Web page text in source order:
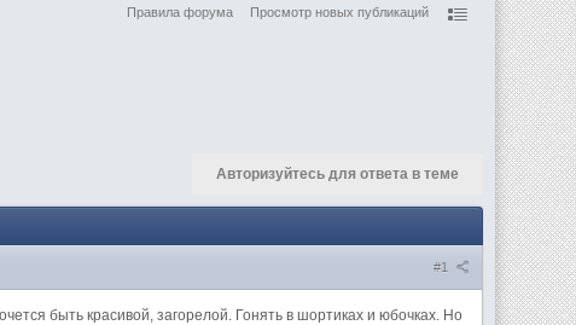
Правила форума Просмотр новых публикаций
Авторизуйтесь для ответа в теме
#1
быть красивой, загорелой. Гонять в шортиках и юбочках. Но